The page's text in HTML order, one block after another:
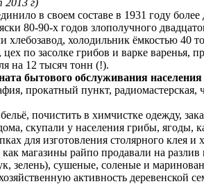
г)
в своем составе в 1931 году
80-90-х годов злополучного
холодильник ёмкостью
по засолке грибов и варке варенья,
на 12 тысяч тонн (!).
бытового обслуживания
прокатный пункт,
почистить в химчистке одежду,
скупали у населения грибы,
для изготовления столярного
магазины райпо продавали на
зелень), сушеные, соленые и
активность деревенской